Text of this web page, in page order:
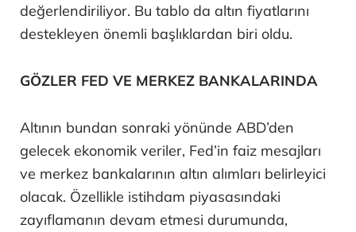
değerlendiriliyor. Bu tablo da altın fiyatlarını
destekleyen önemli başlıklardan biri oldu.
GÖZLER FED VE MERKEZ BANKALARINDA
Altının bundan sonraki yönünde ABD’den
gelecek ekonomik veriler, Fed’in faiz mesajları
ve merkez bankalarının altın alımları belirleyici
olacak. Özellikle istihdam piyasasındaki
zayıflamanın devam etmesi durumunda,